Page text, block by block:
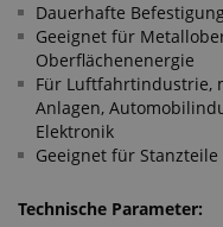
Dauerhafte
Geeignet für
Oberflächenenergie
Für Luftfahrtindustrie,
Anlagen,
Elektronik
Geeignet für Stanzteile
Technische Parameter: